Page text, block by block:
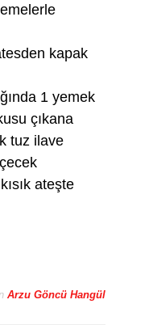
kapak
1 yemek
çıkana
tuz ilave
ateşte
Arzu Göncü Hangül